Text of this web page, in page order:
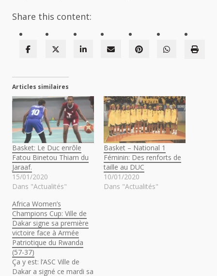
Share this content:
Articles similaires
Basket: Le Duc enrôle
Fatou Binetou Thiam du
Jaraaf.
15/01/2020
Dans "Actualités"
Basket – National 1
Féminin: Des renforts de
taille au DUC
10/01/2020
Dans "Actualités"
Africa Women’s
Champions Cup: Ville de
Dakar signe sa première
victoire face à Armée
Patriotique du Rwanda
(57-37)
Ça y est: l’ASC Ville de
Dakar a signé ce mardi sa